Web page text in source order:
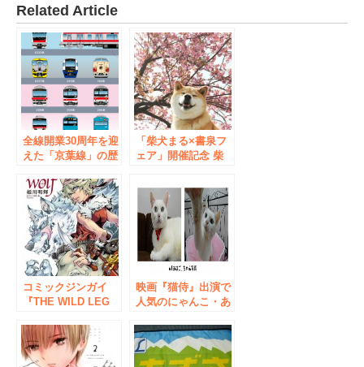
Related Article
全線開業30周年を迎
えた「京葉線」の歴
れたクリアファイル
が5/21より書泉限定
で発売！
「柴犬まる×書泉フ
ェア」開催記念 柴
コミックジンガイ
『THE WILD LEG
て2019年1月20日
（日）、秋葉原・書
泉ブックタワーでサ
映画『猫侍』出演で
人気のにゃんこ・あ
の１日店長に就
任！ 5/22（日）書
泉ブックタワーに